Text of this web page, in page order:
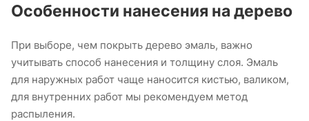
Особенности нанесения на дерево
При выборе, чем покрыть дерево эмаль, важно
учитывать способ нанесения и толщину слоя. Эмаль
для наружных работ чаще наносится кистью, валиком,
для внутренних работ мы рекомендуем метод
распыления.